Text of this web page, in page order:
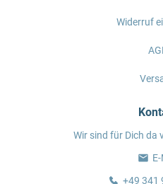
Widerruf
Wir sind für Dich da
+49 341